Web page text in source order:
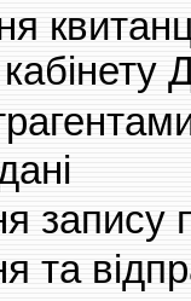
запису
та